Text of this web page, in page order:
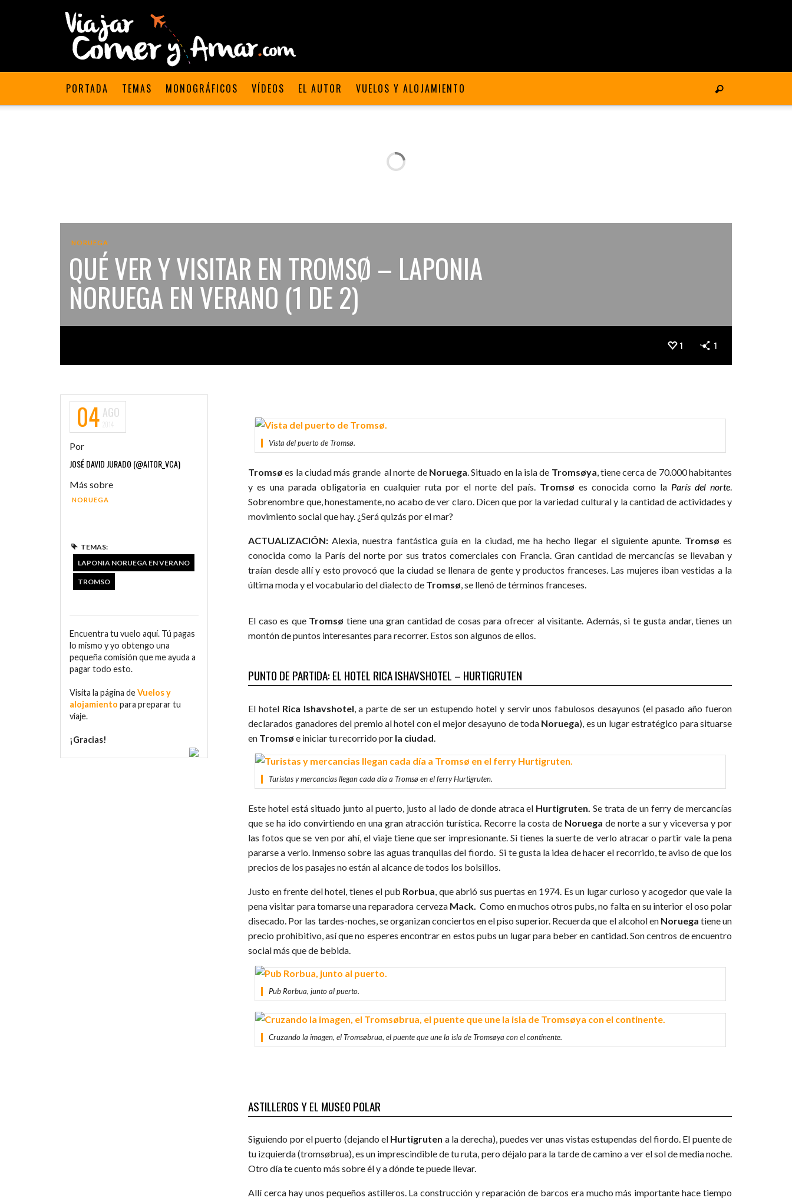
PORTADA TEMAS MONOGRÁFICOS VÍDEOS EL AUTOR VUELOS Y ALOJAMIENTO
NORUEGA
QUÉ VER Y VISITAR EN TROMSØ – LAPONIA
NORUEGA EN VERANO (1 DE 2)
1 1
Vista del puerto de Tromsø.
Tromsø es la ciudad más grande al norte de Noruega. Situado en la isla de Tromsøya, tiene cerca de 70.000 habitantes
y es una parada obligatoria en cualquier ruta por el norte del país. Tromsø es conocida como la París del norte.
Sobrenombre que, honestamente, no acabo de ver claro. Dicen que por la variedad cultural y la cantidad de actividades y
movimiento social que hay. ¿Será quizás por el mar?
ACTUALIZACIÓN: Alexia, nuestra fantástica guía en la ciudad, me ha hecho llegar el siguiente apunte. Tromsø es
conocida como la París del norte por sus tratos comerciales con Francia. Gran cantidad de mercancías se llevaban y
traían desde allí y esto provocó que la ciudad se llenara de gente y productos franceses. Las mujeres iban vestidas a la
última moda y el vocabulario del dialecto de Tromsø, se llenó de términos franceses.
El caso es que Tromsø tiene una gran cantidad de cosas para ofrecer al visitante. Además, si te gusta andar, tienes un
montón de puntos interesantes para recorrer. Estos son algunos de ellos.
PUNTO DE PARTIDA: EL HOTEL RICA ISHAVSHOTEL – HURTIGRUTEN
El hotel Rica Ishavshotel , a parte de ser un estupendo hotel y servir unos fabulosos desayunos (el pasado año fueron
declarados ganadores del premio al hotel con el mejor desayuno de toda Noruega), es un lugar estratégico para situarse
en Tromsø e iniciar tu recorrido por la ciudad
Turistas y mercancias llegan cada día a Tromsø en el ferry Hurtigruten.
Este hotel está situado junto al puerto, justo al lado de donde atraca el Hurtigruten.Se trata de un ferry de mercancías
que se ha ido convirtiendo en una gran atracción turística. Recorre la costa de Noruega de norte a sur y viceversa y por
las fotos que se ven por ahí, el viaje tiene que ser impresionante. Si tienes la suerte de verlo atracar o partir vale la pena
pararse a verlo. Inmenso sobre las aguas tranquilas del fiordo. Si te gusta la idea de hacer el recorrido, te aviso de que los
precios de los pasajes no están al alcance de todos los bolsillos.
Justo en frente del hotel, tienes el pub Rorbua , que abrió sus puertas en 1974. Es un lugar curioso y acogedor que vale la
pena visitar para tomarse una reparadora cerveza Mack.Como en muchos otros pubs, no falta en su interior el oso polar
disecado. Por las tardes-noches, se organizan conciertos en el piso superior. Recuerda que el alcohol en Noruega tiene un
precio prohibitivo, así que no esperes encontrar en estos pubs un lugar para beber en cantidad. Son centros de encuentro
social más que de bebida.
Pub Rorbua, junto al puerto.
Cruzando la imagen, el Tromsøbrua, el puente que une la isla de Tromsøya con el continente.
ASTILLEROS Y EL MUSEO POLAR
Siguiendo por el puerto (dejando el Hurtigruten a la derecha), puedes ver unas vistas estupendas del fiordo. El puente de
tu izquierda (tromsøbrua), es un imprescindible de tu ruta, pero déjalo para la tarde de camino a ver el sol de media noche.
Otro día te cuento más sobre él y a dónde te puede llevar.
Allí cerca hay unos pequeños astilleros. La construcción y reparación de barcos era mucho más importante hace tiempo
04 AGO
2014
Por
JOSÉ DAVID JURADO (@AITOR_VCA)
Más sobre
NORUEGA
TEMAS:
LAPONIA NORUEGA EN VERANO
TROMSO
Encuentra tu vuelo aquí. Tú pagas
lo mismo y yo obtengo una
pequeña comisión que me ayuda a
pagar todo esto.
Visita la página deVuelos y
alojamiento para preparar tu
viaje.
¡Gracias!